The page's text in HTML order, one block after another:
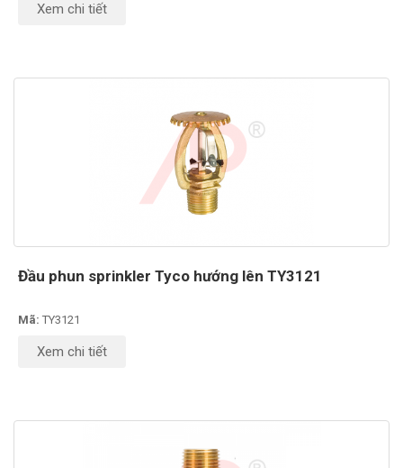
Xem chi tiết
Đầu phun sprinkler Tyco hướng lên TY3121
Mã: TY3121
Xem chi tiết